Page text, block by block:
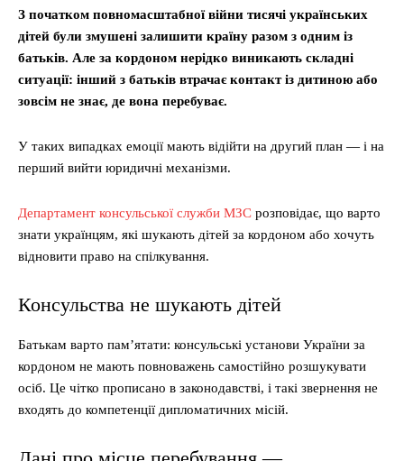
З початком повномасштабної війни тисячі українських
дітей були змушені залишити країну разом з одним із
батьків. Але за кордоном нерідко виникають складні
ситуації: інший з батьків втрачає контакт із дитиною або
зовсім не знає, де вона перебуває.
У таких випадках емоції мають відійти на другий план — і на
перший вийти юридичні механізми.
Департамент консульської служби МЗС розповідає, що варто
знати українцям, які шукають дітей за кордоном або хочуть
відновити право на спілкування.
Консульства не шукають дітей
Батькам варто пам’ятати: консульські установи України за
кордоном не мають повноважень самостійно розшукувати
осіб. Це чітко прописано в законодавстві, і такі звернення не
входять до компетенції дипломатичних місій.